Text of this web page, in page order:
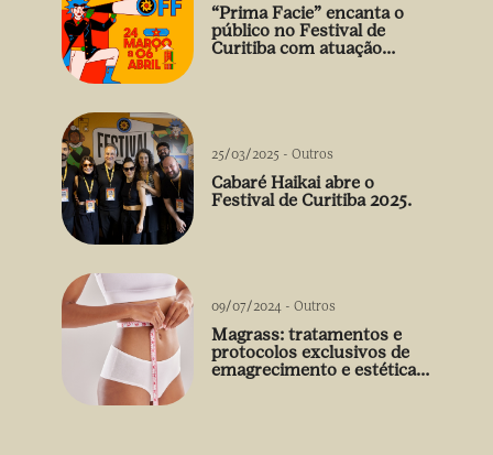
“Prima Facie” encanta o
público no Festival de
Curitiba com atuação
25/03/2025 - Outros
Cabaré Haikai abre o
Festival de Curitiba 2025.
09/07/2024 - Outros
Magrass: tratamentos e
protocolos exclusivos de
emagrecimento e estética